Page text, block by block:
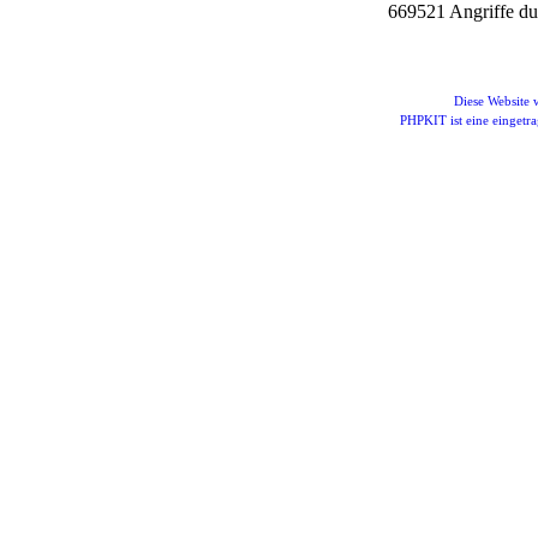
669521 Angriffe
Diese Website
PHPKIT ist eine